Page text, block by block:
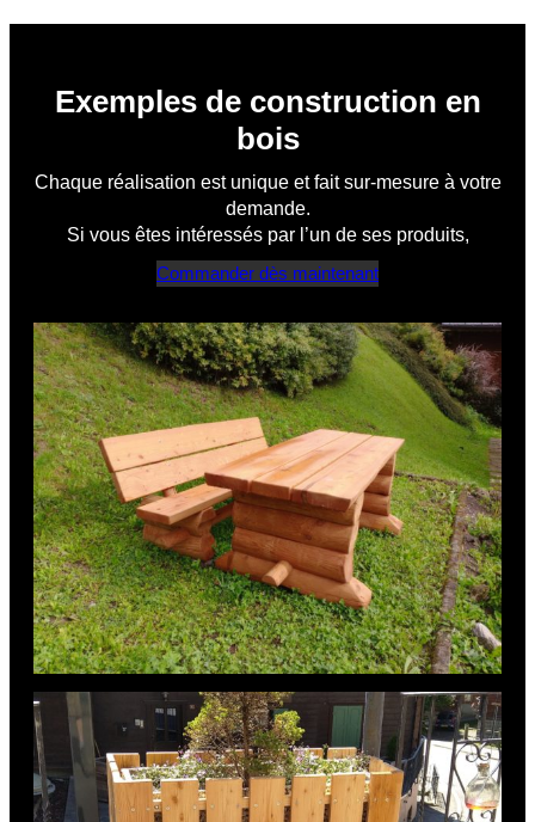
Exemples de construction en
bois
Chaque réalisation est unique et fait sur-mesure à votre
demande.
Si vous êtes intéressés par l’un de ses produits,
Commander dès maintenant